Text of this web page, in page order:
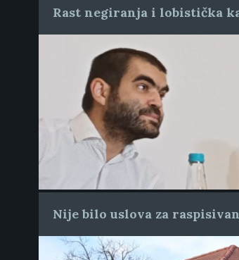
Rast negiranja i lobistička
Nije bilo uslova za